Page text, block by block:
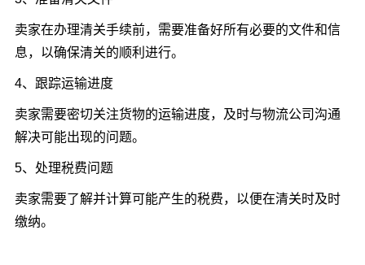
卖家在办理清关手续前，需要准备好所有必要的文件和信
息，以确保清关的顺利进行。
4、跟踪运输进度
卖家需要密切关注货物的运输进度，及时与物流公司沟通
解决可能出现的问题。
5、处理税费问题
卖家需要了解并计算可能产生的税费，以便在清关时及时
缴纳。